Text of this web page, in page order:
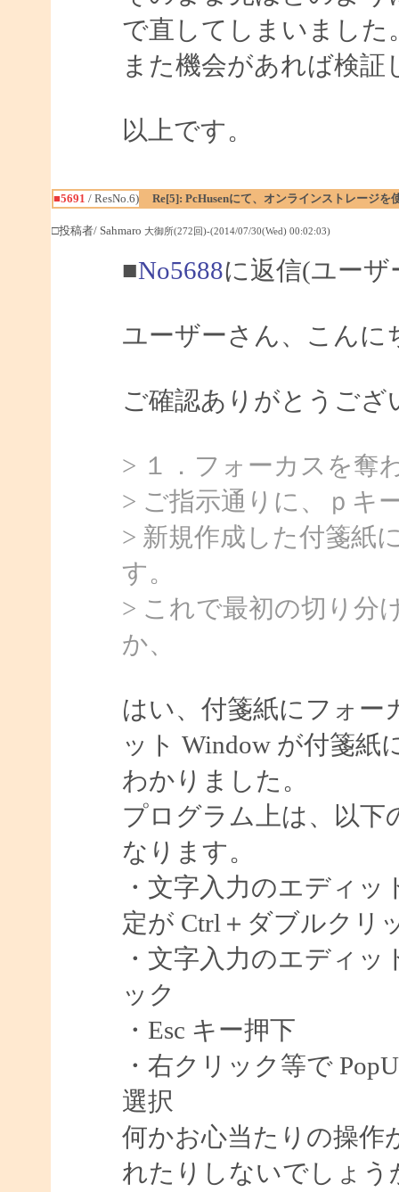
で直してしまいました
また機会があれば検証
以上です。
■5691 / ResNo.6) Re[5]: PcHusenにて、オンラインストレージを
□投稿者/ Sahmaro 大御所(272回)-(2014/07/30(Wed) 00:02:03)
■No5688に返信(ユー
ユーザーさん、こんに
ご確認ありがとうござ
> １．フォーカスを奪
> ご指示通りに、ｐキ
> 新規作成した付箋紙
す。
> これで最初の切り分
か、
はい、付箋紙にフォー
ット Window が付箋
わかりました。
プログラム上は、以
なります。
・文字入力のエディ
定が Ctrl＋ダブルクリ
・文字入力のエディ
ック
・Esc キー押下
・右クリック等で
選択
何かお心当たりの操作
れたりしないでしょう